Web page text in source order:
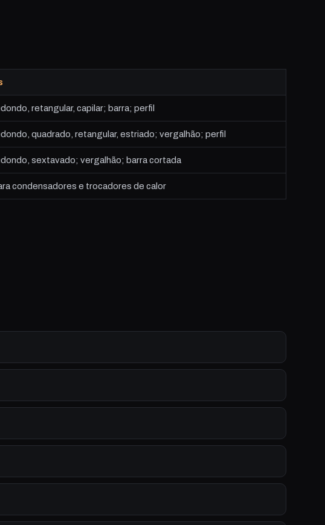
retangular, capilar; barra; perfil
quadrado, retangular, estriado; vergalhão; perfil
sextavado; vergalhão; barra cortada
condensadores e trocadores de calor